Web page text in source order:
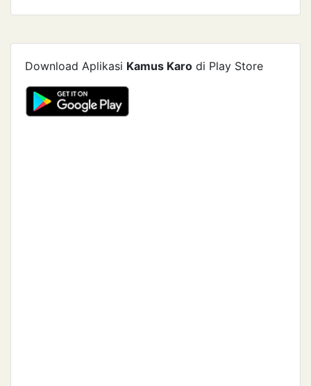
Download Aplikasi Kamus Karo di Play Store